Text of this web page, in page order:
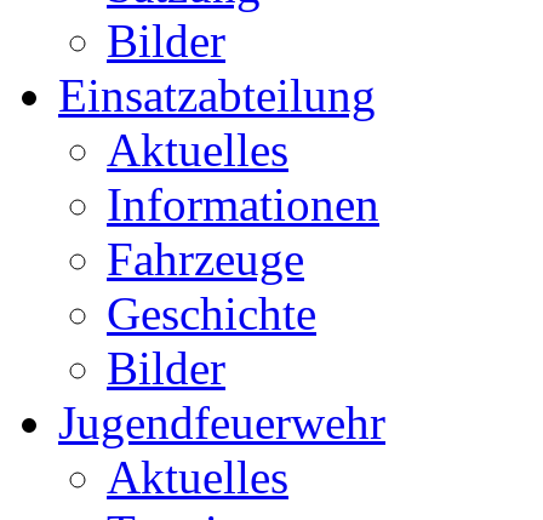
Bilder
Einsatzabteilung
Aktuelles
Informationen
Fahrzeuge
Geschichte
Bilder
Jugendfeuerwehr
Aktuelles